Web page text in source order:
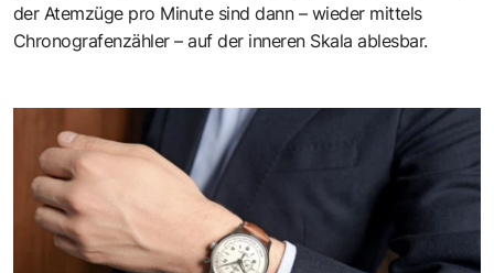
der Atemzüge pro Minute sind dann – wieder mittels
Chronografenzähler – auf der inneren Skala ablesbar.